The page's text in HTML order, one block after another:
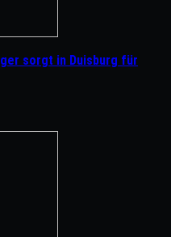
sorgt in Duisburg für